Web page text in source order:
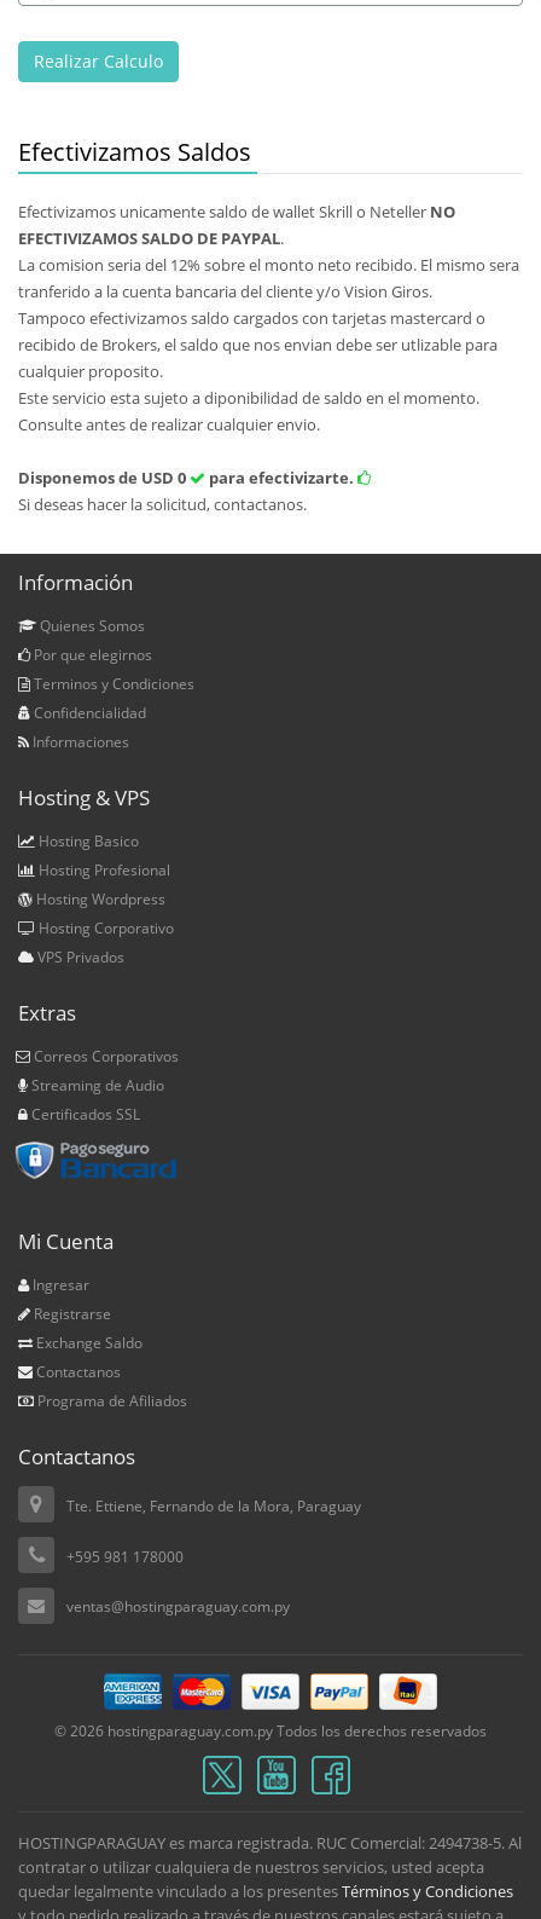
Efectivizamos Saldos
Efectivizamos unicamente saldo de wallet Skrill o Neteller NO
EFECTIVIZAMOS SALDO DE PAYPAL.
La comision seria del 12% sobre el monto neto recibido. El mismo sera
tranferido a la cuenta bancaria del cliente y/o Vision Giros.
Tampoco efectivizamos saldo cargados con tarjetas mastercard o
recibido de Brokers, el saldo que nos envian debe ser utlizable para
cualquier proposito.
Este servicio esta sujeto a diponibilidad de saldo en el momento.
Consulte antes de realizar cualquier envio.
Disponemos de USD 0
para efectivizarte.
Si deseas hacer la solicitud, contactanos.
Información
Quienes Somos
Por que elegirnos
Terminos y Condiciones
Confidencialidad
Informaciones
Hosting & VPS
Hosting Basico
Hosting Profesional
Hosting Wordpress
Hosting Corporativo
VPS Privados
Extras
Correos Corporativos
Streaming de Audio
Certificados SSL
Mi Cuenta
Ingresar
Registrarse
Exchange Saldo
Contactanos
Programa de Afiliados
Contactanos
Tte. Ettiene, Fernando de la Mora, Paraguay
+595 981 178000
ventas@hostingparaguay.com.py
© 2026 hostingparaguay.com.py Todos los derechos reservados
HOSTINGPARAGUAY es marca registrada. RUC Comercial: 2494738-5. Al
contratar o utilizar cualquiera de nuestros servicios, usted acepta
quedar legalmente vinculado a los presentesTérminos y Condiciones